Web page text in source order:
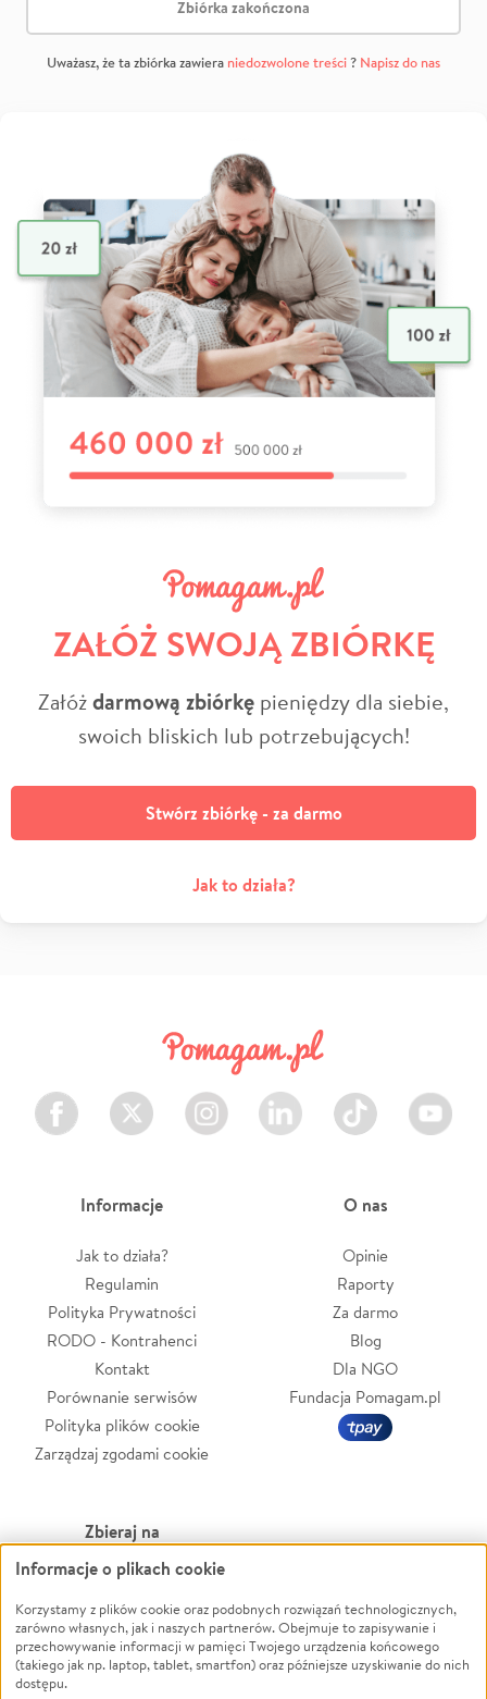
Zbiórka zakończona
Uważasz, że ta zbiórka zawiera niedozwolone treści? Napisz do nas
ZAŁÓŻ SWOJĄ ZBIÓRKĘ
Załóżdarmową zbiórkę pieniędzy dla siebie,
swoich bliskich lub potrzebujących!
Stwórz zbiórkę - za darmo
Jak to działa?
Facebook Twitter Instagram LinkedIn TikTok Youtube
Informacje
Jak to działa?
Regulamin
Polityka Prywatności
RODO - Kontrahenci
Kontakt
Porównanie serwisów
Polityka plików cookie
Zarządzaj zgodami cookie
O nas
Opinie
Raporty
Za darmo
Blog
Dla NGO
Fundacja Pomagam.pl
Zbieraj na
Leczenie
Zwierzęta
Pożar
Ukraina
Powódź
Wichura
NGO
Informacje o plikach cookie
Korzystamy z plików cookie oraz podobnych rozwiązań technologicznych,
zarówno własnych, jak i naszych partnerów. Obejmuje to zapisywanie i
przechowywanie informacji w pamięci Twojego urządzenia końcowego
(takiego jak np. laptop, tablet, smartfon) oraz późniejsze uzyskiwanie do nich
dostępu.